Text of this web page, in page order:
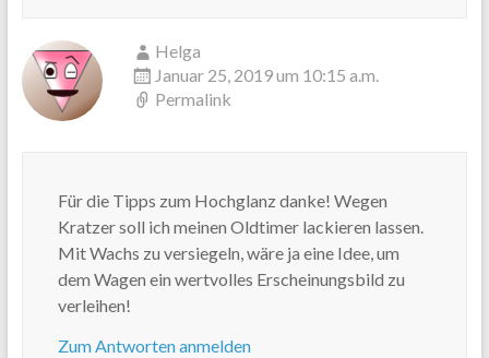
Helga
Januar 25, 2019 um 10:15 a.m.
Permalink
Für die Tipps zum Hochglanz danke! Wegen
Kratzer soll ich meinen Oldtimer lackieren lassen.
Mit Wachs zu versiegeln, wäre ja eine Idee, um
dem Wagen ein wertvolles Erscheinungsbild zu
verleihen!
Zum Antworten anmelden